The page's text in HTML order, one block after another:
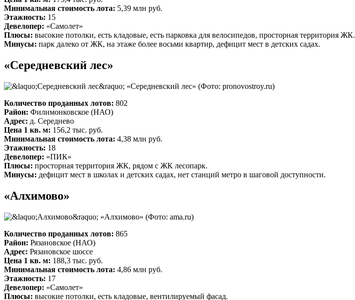
Минимальная стоимость лота: 5,39 млн руб.
Этажность: 15
Девелопер: «Самолет»
Плюсы: высокие потолки, есть кладовые, есть парковка для велосипедов, просторная территория ЖК.
Минусы: парк далеко от ЖК, на этаже более восьми квартир, дефицит мест в детских садах.
«Середневский лес»
«Середневский лес» (Фото: pronovostroy.ru)
Количество проданных лотов: 802
Район: Филимонковское (НАО)
Адрес: д. Середнево
Цена 1 кв. м: 156,2 тыс. руб.
Минимальная стоимость лота: 4,38 млн руб.
Этажность: 18
Девелопер: «ПИК»
Плюсы: просторная территория ЖК, рядом с ЖК лесопарк.
Минусы: дефицит мест в школах и детских садах, нет станций метро в шаговой доступности.
«Алхимово»
«Алхимово» (Фото: ama.ru)
Количество проданных лотов: 865
Район: Рязановское (НАО)
Адрес: Рязановское шоссе
Цена 1 кв. м: 188,3 тыс. руб.
Минимальная стоимость лота: 4,86 млн руб.
Этажность: 17
Девелопер: «Самолет»
Плюсы: высокие потолки, есть кладовые, вентилируемый фасад.